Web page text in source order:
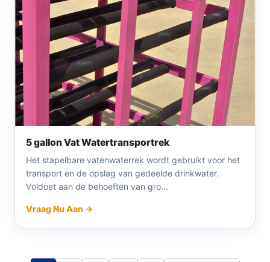
5 gallon Vat Watertransportrek
Het stapelbare vatenwaterrek wordt gebruikt voor het
transport en de opslag van gedeelde drinkwater.
Voldoet aan de behoeften van gro...
Vraag Nu Aan →